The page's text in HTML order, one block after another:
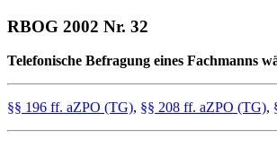
RBOG 2002 Nr. 32
Telefonische Befragung eines Fachmanns
§§ 196 ff. aZPO (TG), §§ 208 ff. aZPO (TG),